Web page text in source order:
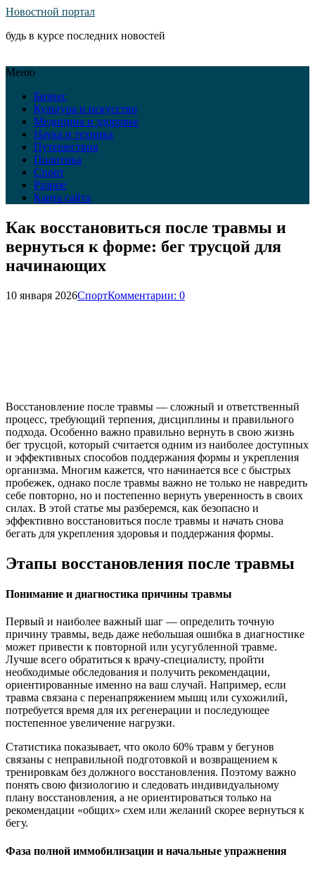
Новостной портал
будь в курсе последних новостей
Меню
Бизнес
Культура и искусство
Медицина и здоровье
Наука и техника
Путешествия
Политика
Спорт
Разное
Карта сайта
Как восстановиться после травмы и
вернуться к форме: бег трусцой для
начинающих
10 января 2026СпортКомментарии: 0
Восстановление после травмы — сложный и ответственный
процесс, требующий терпения, дисциплины и правильного
подхода. Особенно важно правильно вернуть в свою жизнь
бег трусцой, который считается одним из наиболее доступных
и эффективных способов поддержания формы и укрепления
организма. Многим кажется, что начинается все с быстрых
пробежек, однако после травмы важно не только не навредить
себе повторно, но и постепенно вернуть уверенность в своих
силах. В этой статье мы разберемся, как безопасно и
эффективно восстановиться после травмы и начать снова
бегать для укрепления здоровья и поддержания формы.
Этапы восстановления после травмы
Понимание и диагностика причины травмы
Первый и наиболее важный шаг — определить точную
причину травмы, ведь даже небольшая ошибка в диагностике
может привести к повторной или усугубленной травме.
Лучше всего обратиться к врачу-специалисту, пройти
необходимые обследования и получить рекомендации,
ориентированные именно на ваш случай. Например, если
травма связана с перенапряжением мышц или сухожилий,
потребуется время для их регенерации и последующее
постепенное увеличение нагрузки.
Статистика показывает, что около 60% травм у бегунов
связаны с неправильной подготовкой и возвращением к
тренировкам без должного восстановления. Поэтому важно
понять свою физиологию и следовать индивидуальному
плану восстановления, а не ориентироваться только на
рекомендации «общих» схем или желаний скорее вернуться к
бегу.
Фаза полной иммобилизации и начальные упражнения